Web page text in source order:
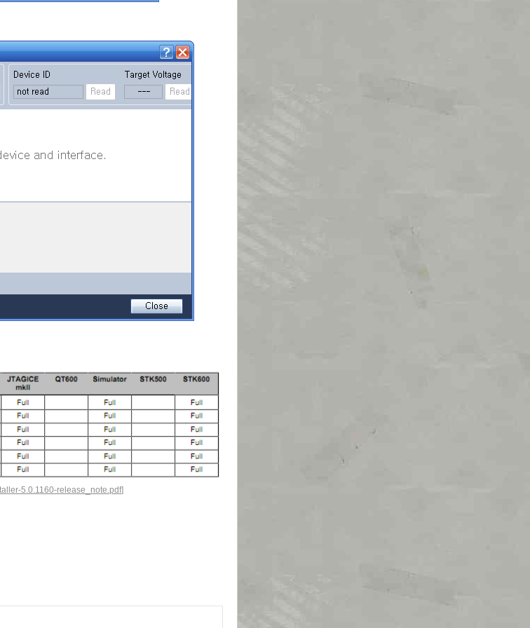
5.0.1160-release_note.pdf]